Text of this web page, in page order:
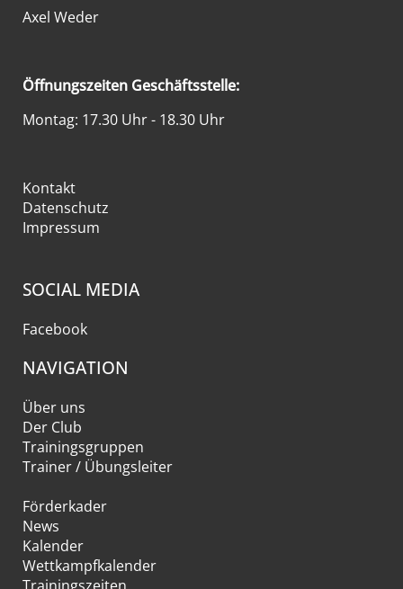
Axel Weder
Öffnungszeiten Geschäftsstelle:
Montag: 17.30 Uhr - 18.30 Uhr
Kontakt
Datenschutz
Impressum
SOCIAL MEDIA
Facebook
NAVIGATION
Über uns
Der Club
Trainingsgruppen
Trainer / Übungsleiter
Förderkader
News
Kalender
Wettkampfkalender